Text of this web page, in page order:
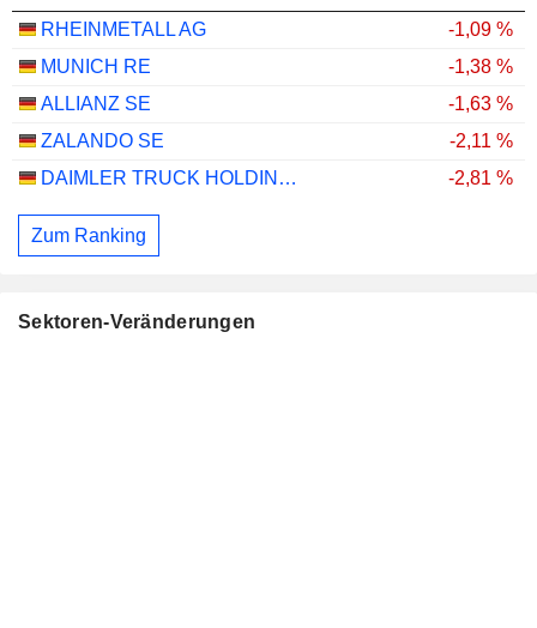
RHEINMETALL AG
-1,09 %
MUNICH RE
-1,38 %
ALLIANZ SE
-1,63 %
ZALANDO SE
-2,11 %
DAIMLER TRUCK HOLDING AG
-2,81 %
Zum Ranking
Sektoren-Veränderungen